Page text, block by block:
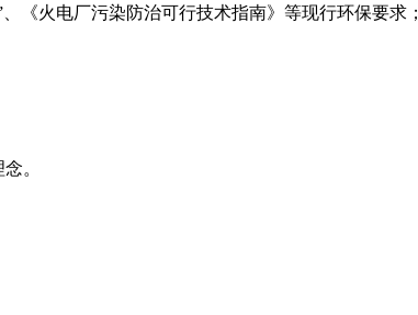
《火电厂污染防治可行技术指南》等现行环保要求；
。